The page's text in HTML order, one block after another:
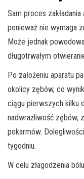
Sam proces
ponieważ nie wymaga
Może jednak
długotrwałym
Po założeniu aparatu
okolicy zębów, co
ciągu pierwszych kilku
nadwrażliwość zębów,
pokarmów.
tygodniu.
W celu złagodzenia